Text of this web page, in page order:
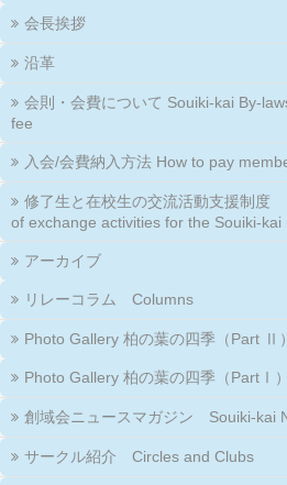
会長挨拶
沿革
会則・会費について Souiki-kai By-
fee
入会/会費納入方法 How to pay
修了生と在校生の交流活動支援制度
of exchange activities for the Souiki-kai
アーカイブ
リレーコラム Columns
Photo Gallery 柏の葉の四季（Part Ⅱ）
Photo Gallery 柏の葉の四季（PartⅠ）
創域会ニュースマガジン Souiki-kai
サークル紹介 Circles and Clubs